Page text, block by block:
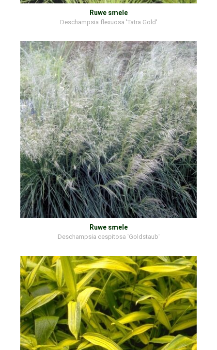
Ruwe smele
Deschampsia flexuosa 'Tatra Gold'
Ruwe smele
Deschampsia cespitosa 'Goldstaub'